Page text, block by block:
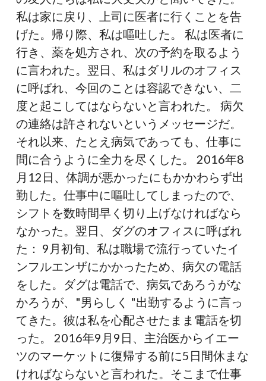
私は家に戻り、上司に医者に行くことを告
げた。帰り際、私は嘔吐した。 私は医者に
行き、薬を処方され、次の予約を取るよう
に言われた。翌日、私はダリルのオフィス
に呼ばれ、今回のことは容認できない、二
度と起こしてはならないと言われた。 病欠
の連絡は許されないというメッセージだ。
それ以来、たとえ病気であっても、仕事に
間に合うように全力を尽くした。 2016年8
月12日、体調が悪かったにもかかわらず出
勤した。仕事中に嘔吐してしまったので、
シフトを数時間早く切り上げなければなら
なかった。翌日、ダグのオフィスに呼ばれ
た： 9月初旬、私は職場で流行っていたイ
ンフルエンザにかかったため、病欠の電話
をした。ダグは電話で、病気であろうがな
かろうが、"男らしく "出勤するように言っ
てきた。彼は私を心配させたまま電話を切
った。 2016年9月9日、主治医からイエー
ツのマーケットに復帰する前に5日間休まな
ければならないと言われた。そこまで仕事